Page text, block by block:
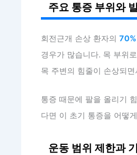
주요 통증 부위와
회전근개 손상 환자의
경우가 많습니다. 목 부위
목 주변의 힘줄이 손상되
통증 때문에 팔을 올리기
다면 이 초기 통증을 어떻
운동 범위 제한과